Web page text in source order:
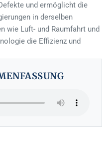
und ermöglicht die
in derselben
wie Luft- und Raumfahrt und
die Effizienz und